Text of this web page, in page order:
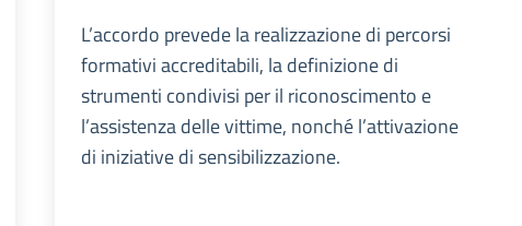
L’accordo prevede la realizzazione di percorsi
formativi accreditabili, la definizione di
strumenti condivisi per il riconoscimento e
l’assistenza delle vittime, nonché l’attivazione
di iniziative di sensibilizzazione.